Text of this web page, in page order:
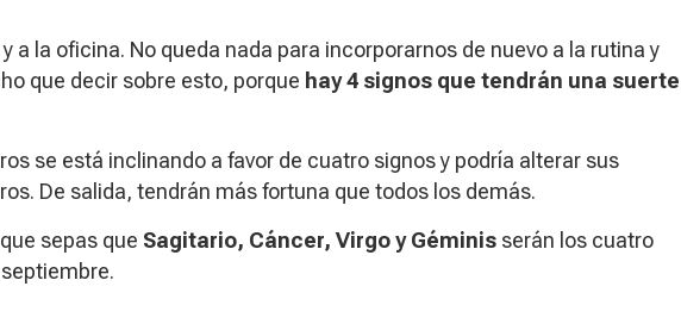
a la oficina. No queda nada para incorporarnos de nuevo a la rutina y
que decir sobre esto, porque hay 4 signos que tendrán una suerte
se está inclinando a favor de cuatro signos y podría alterar sus
De salida, tendrán más fortuna que todos los demás.
sepas que Sagitario, Cáncer, Virgo y Géminis serán los cuatro